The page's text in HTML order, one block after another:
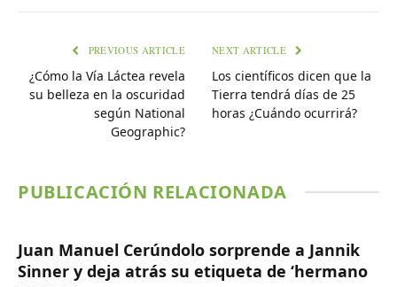
PREVIOUS ARTICLE
¿Cómo la Vía Láctea revela
su belleza en la oscuridad
según National
Geographic?
NEXT ARTICLE
Los científicos dicen que la
Tierra tendrá días de 25
horas ¿Cuándo ocurrirá?
PUBLICACIÓN RELACIONADA
Juan Manuel Cerúndolo sorprende a Jannik
Sinner y deja atrás su etiqueta de ‘hermano